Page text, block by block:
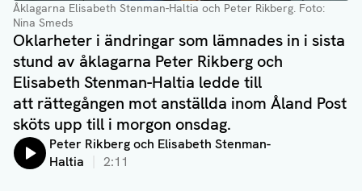
Åklagarna Elisabeth Stenman-Haltia och Peter Rikberg. Foto:
Nina Smeds
Oklarheter i ändringar som lämnades in i sista
stund av åklagarna Peter Rikberg och
Elisabeth Stenman-Haltia ledde till
att rättegången mot anställda inom Åland Post
sköts upp till i morgon onsdag.
Lyssna på:
Peter Rikberg och Elisabeth Stenman-
Haltia
2:11